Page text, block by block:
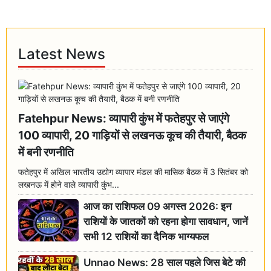
Latest News
Fatehpur News: व्यापारी कुंभ में फतेहपुर से जाएंगे
100 व्यापारी, 20 गाड़ियों से लखनऊ कूच की तैयारी, बैठक
में बनी रणनीति
फतेहपुर में अखिल भारतीय उद्योग व्यापार मंडल की मासिक बैठक में 3 सितंबर को
लखनऊ में होने वाले व्यापारी कुंभ...
आज का राशिफल 09 अगस्त 2026: इन
राशियों के जातकों को रहना होगा सावधान, जानें
सभी 12 राशियों का दैनिक भाग्यफल
Unnao News: 28 साल पहले जिस बेटे की